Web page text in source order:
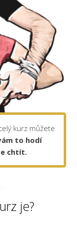
kurz můžete
to hodí
chtít.
je?